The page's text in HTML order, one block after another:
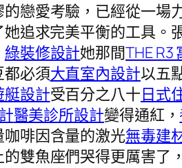
的戀愛考驗，已經從一場
追求完美平衡的工具。
綠裝修設計她那間THE R3
必須大直室內設計以五
艇設計受百分之八十日式
醫美診所設計變得通紅，
咖啡因含量的激光無毒建
雙魚座們哭得更厲害了